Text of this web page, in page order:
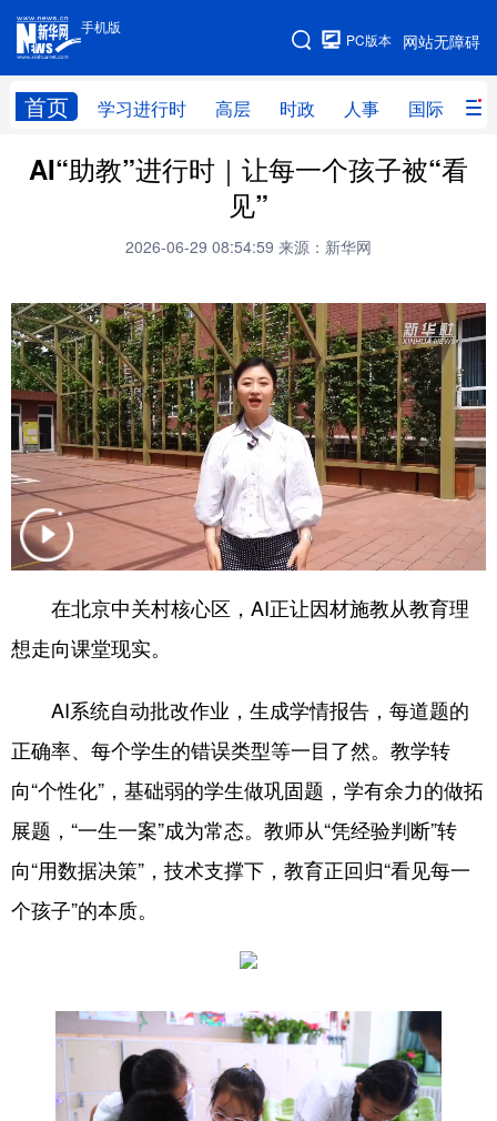
手机版
网站无障碍
PC版本
首页 学习进行时 高层 时政 人事 国际 财
手机版
网站地图
学习进行时 高层 时政 人事
思客智库 全球连线
科技 科普 体育 文化
健康 军事 访谈 视频
图片 中央文件 金融 汽车
食品 人居 信息化 乡村振兴
溯源中国 城市 旅游 能源
会展 彩票 娱乐 时尚
地方频道
北京 天津 河北 山西
浙江 安徽 福建 江西
山东
陕西 甘肃 青海 宁夏
新疆 内蒙古 黑龙江
AI“助教”进行时｜让每一个孩子被“看
见”
2026-06-29 08:54:59 来源：新华网
在北京中关村核心区，AI正让因材施教从教育理
想走向课堂现实。
AI系统自动批改作业，生成学情报告，每道题的
正确率、每个学生的错误类型等一目了然。教学转
向“个性化”，基础弱的学生做巩固题，学有余力的做拓
展题，“一生一案”成为常态。教师从“凭经验判断”转
向“用数据决策”，技术支撑下，教育正回归“看见每一
个孩子”的本质。